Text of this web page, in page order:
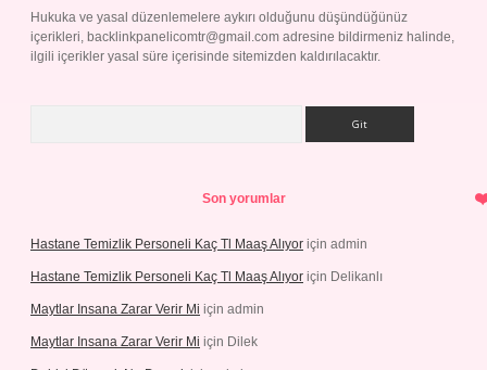
Hukuka ve yasal düzenlemelere aykırı olduğunu düşündüğünüz
içerikleri, backlinkpanelicomtr@gmail.com adresine bildirmeniz halinde,
ilgili içerikler yasal süre içerisinde sitemizden kaldırılacaktır.
Son yorumlar
Hastane Temizlik Personeli Kaç Tl Maaş Alıyor için admin
Hastane Temizlik Personeli Kaç Tl Maaş Alıyor için Delikanlı
Maytlar Insana Zarar Verir Mi için admin
Maytlar Insana Zarar Verir Mi için Dilek